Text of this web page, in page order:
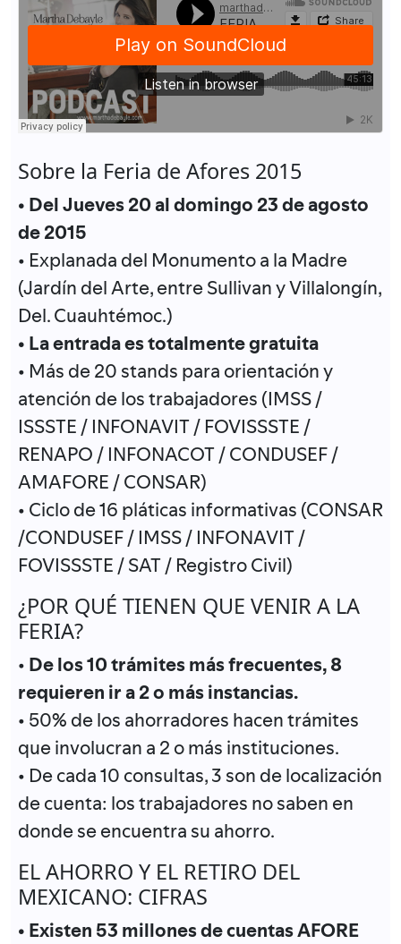
Sobre la Feria de Afores 2015
• Del Jueves 20 al domingo 23 de agosto
de 2015
• Explanada del Monumento a la Madre
(Jardín del Arte, entre Sullivan y Villalongín,
Del. Cuauhtémoc.)
• La entrada es totalmente gratuita
• Más de 20 stands para orientación y
atención de los trabajadores (IMSS /
ISSSTE / INFONAVIT / FOVISSSTE /
RENAPO / INFONACOT / CONDUSEF /
AMAFORE / CONSAR)
• Ciclo de 16 pláticas informativas (CONSAR
/CONDUSEF / IMSS / INFONAVIT /
FOVISSSTE / SAT / Registro Civil)
¿POR QUÉ TIENEN QUE VENIR A LA
FERIA?
• De los 10 trámites más frecuentes, 8
requieren ir a 2 o más instancias.
• 50% de los ahorradores hacen trámites
que involucran a 2 o más instituciones.
• De cada 10 consultas, 3 son de localización
de cuenta: los trabajadores no saben en
donde se encuentra su ahorro.
EL AHORRO Y EL RETIRO DEL
MEXICANO: CIFRAS
• Existen 53 millones de cuentas AFORE